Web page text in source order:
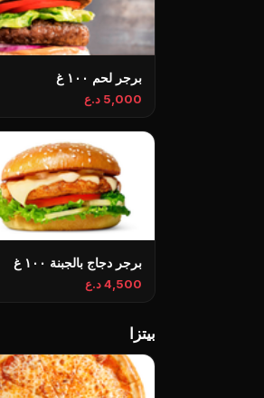
برجر لحم ١٠٠ غ
5,000 د.ع
برجر دجاج بالجبنة ١٠٠ غ
4,500 د.ع
بيتزا